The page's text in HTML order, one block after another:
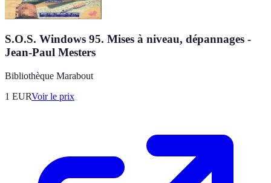
S.O.S. Windows 95. Mises à niveau, dépannages -
Jean-Paul Mesters
Bibliothèque Marabout
1 EURVoir le prix